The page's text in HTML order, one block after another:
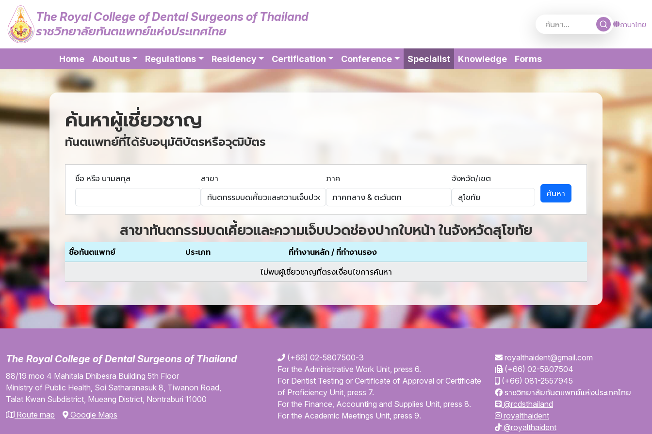
The Royal College of Dental Surgeons of Thailand
ราชวิทยาลัยทันตแพทย์แห่งประเทศไทย
ภาษาไทย
Home About us Regulations Residency Certification Conference Specialist(current)
Knowledge Forms
ค้นหาผู้เชี่ยวชาญ
ทันตแพทย์ที่ได้รับอนุมัติบัตรหรือวุฒิบัตร
ชื่อ หรือ นามสกุล สาขา ภาค
จังหวัด/เขต
ค้นหา
สาขาทันตกรรมบดเคี้ยวและความเจ็บปวดช่องปากใบหน้า ในจังหวัดสุโขทัย
ชื่อทันตแพทย์ ประเภท ที่ทำงานหลัก / ที่ทำงานรอง
ไม่พบผู้เชี่ยวชาญที่ตรงเงื่อนไขการค้นหา
The Royal College of Dental Surgeons of Thailand
88/19 moo 4 Mahitala Dhibesra Building 5th Floor
Ministry of Public Health, Soi Satharanasuk 8, Tiwanon Road,
Talat Kwan Subdistrict, Mueang District, Nontraburi 11000
Route map
Google Maps
(+66) 02-5807500-3
For the Administrative Work Unit, press 6.
For Dentist Testing or Certificate of Approval or Certificate
of Proficiency Unit, press 7.
For the Finance, Accounting and Supplies Unit, press 8.
For the Academic Meetings Unit, press 9.
royalthaident@gmail.com
(+66) 02-5807504
(+66) 081-2557945
ราชวิทยาลัยทันตแพทย์แห่งประเทศไทย
@rcdsthailand
royalthaident
@royalthaident